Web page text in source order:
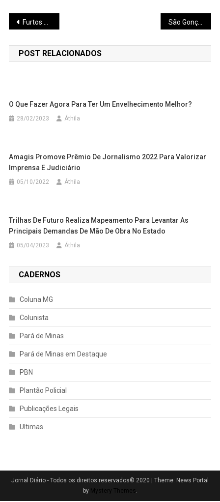
Navegação
de
Post
Furtos de objetos em túmulos do Cemitério Santo Antônio de Pará de Minas revoltam famílias
POST RELACIONADOS
O Que Fazer Agora Para Ter Um Envelhecimento Melhor?
28/02/2023 Áthila
Amagis Promove Prêmio De Jornalismo 2022 Para Valorizar
Imprensa E Judiciário
05/10/2022 Áthila
Trilhas De Futuro Realiza Mapeamento Para Levantar As
Principais Demandas De Mão De Obra No Estado
05/04/2023 Áthila
CADERNOS
Coluna MG
Colunista
Pará de Minas
Pará de Minas em Destaque
PBN
Plantão Policial
Publicações Legais
Ultimas
Jornal Diário - Todos os direitos reservados© 2020
Theme: News Portal
by Mystery Themes .